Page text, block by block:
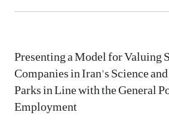
Presenting a Model for Valuing
Companies in Iran's Science
Parks in Line with the General
Employment